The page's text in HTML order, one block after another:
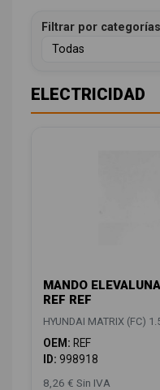
Filtrar por categorías
ELECTRICIDAD
MANDO
REF REF
HYUNDAI MATRIX (FC)
OEM: REF
ID: 998918
8,26 € Sin IVA